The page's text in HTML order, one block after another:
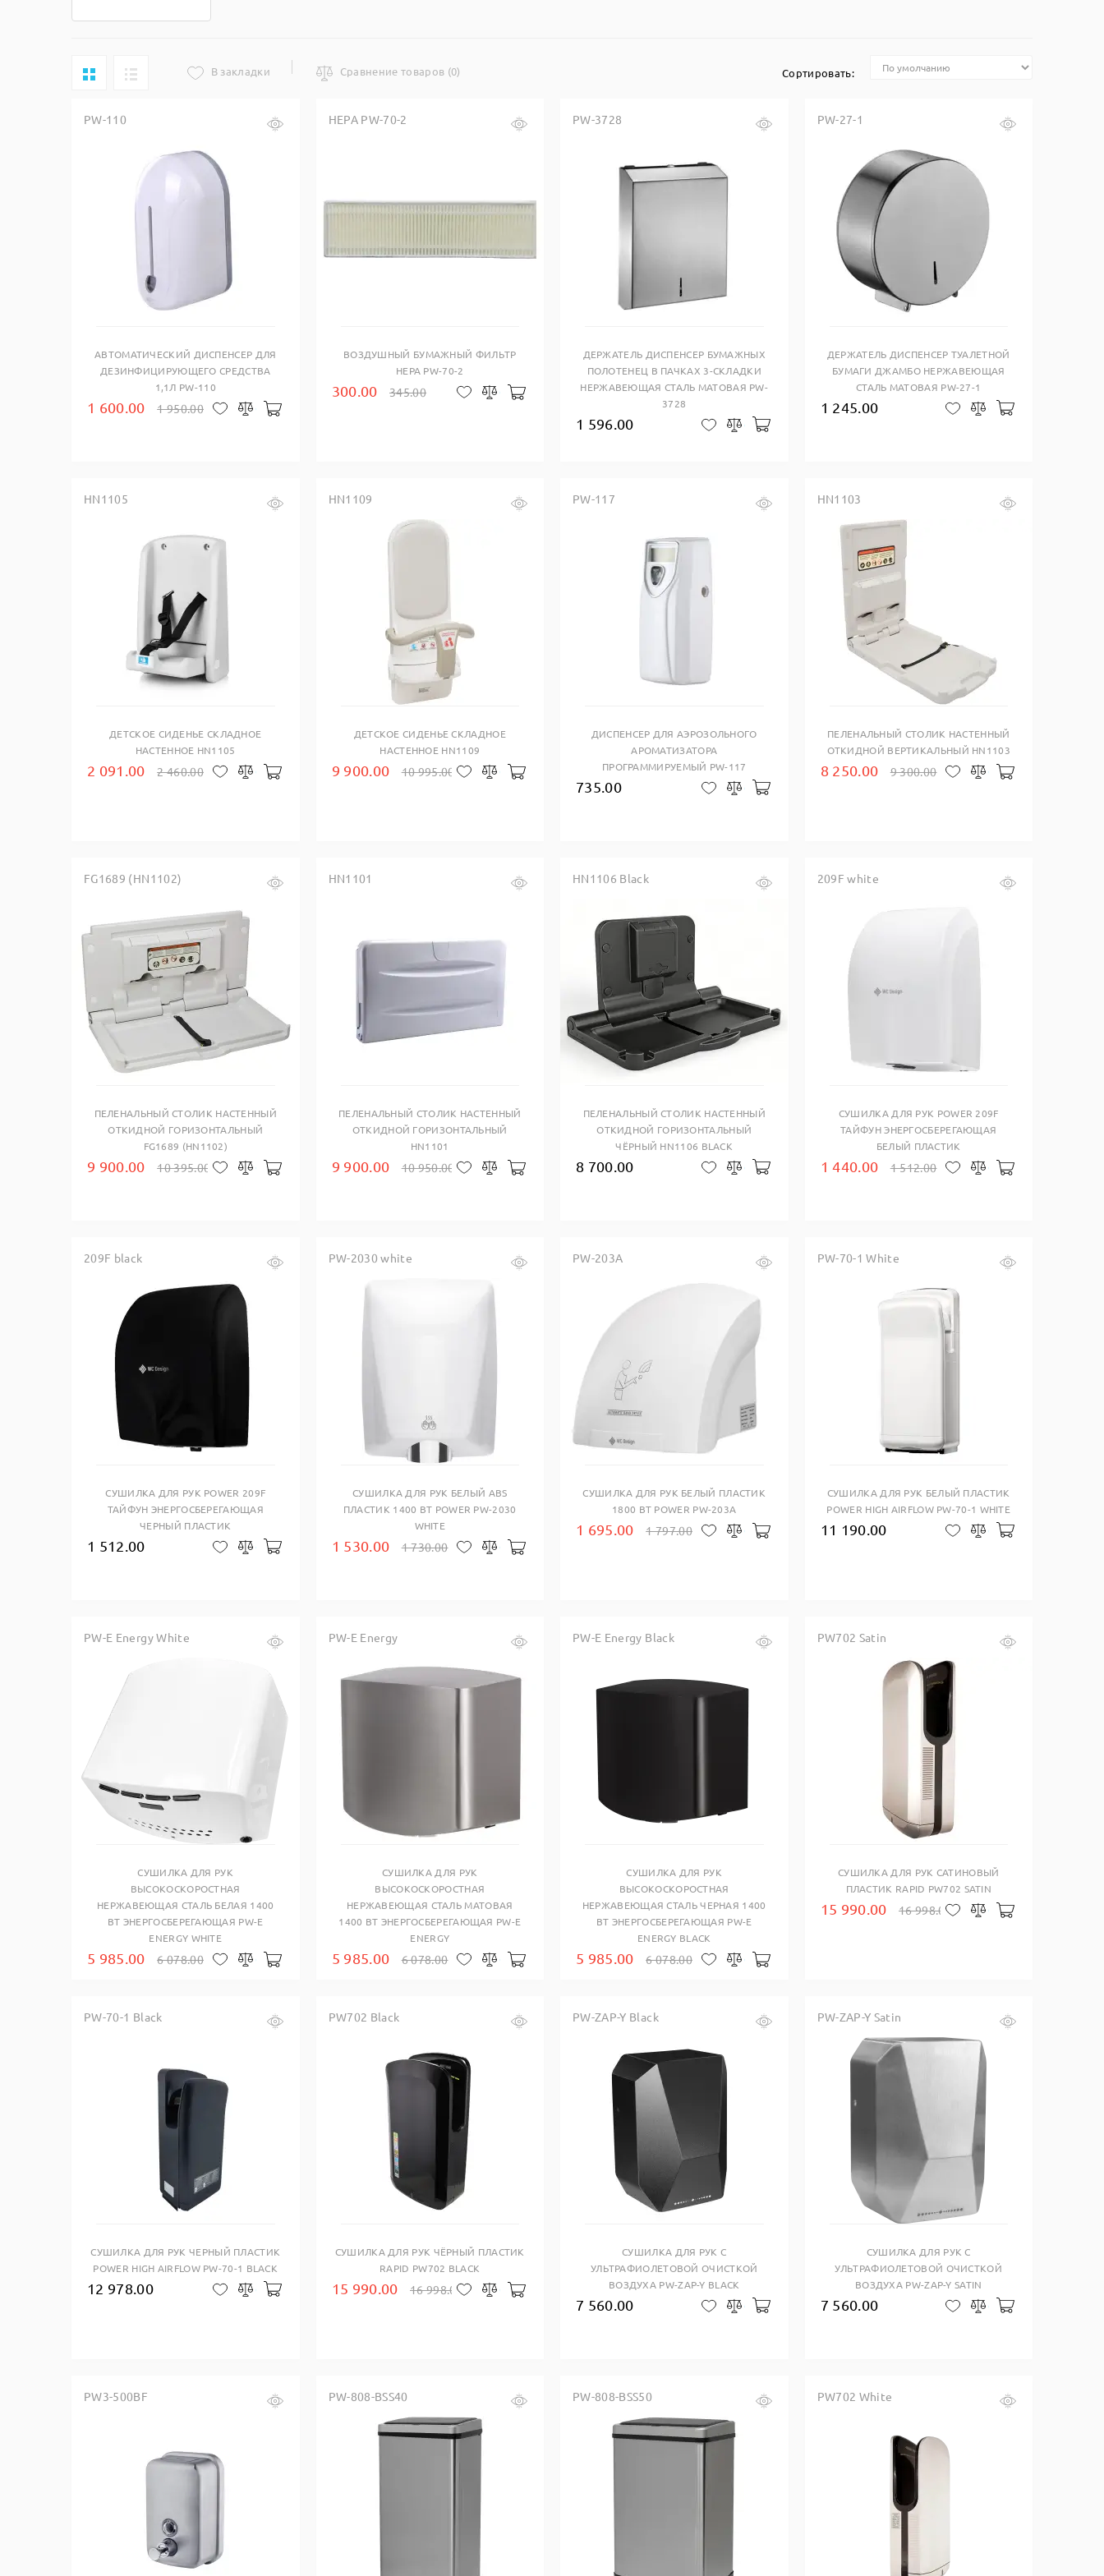
В закладки Сравнение товаров (0) Сортировать:
PW-110
Купить в один клик
АВТОМАТИЧЕСКИЙ ДИСПЕНСЕР ДЛЯ
ДЕЗИНФИЦИРУЮЩЕГО СРЕДСТВА
1,1Л PW-110
1 600.00 1 950.00 В закладки
Сравнить
HEPA PW-70-2
ВОЗДУШНЫЙ БУМАЖНЫЙ ФИЛЬТР
HEPA PW-70-2
300.00 345.00 В закладки
СравнитьВ корзину
PW-3728
Купить в один клик
ДЕРЖАТЕЛЬ ДИСПЕНСЕР БУМАЖНЫХ
ПОЛОТЕНЕЦ В ПАЧКАХ 3-СКЛАДКИ
НЕРЖАВЕЮЩАЯ СТАЛЬ МАТОВАЯ PW-
3728
1 596.00 В закладки
Сравнить
PW-27-1
Купить в один клик
ДЕРЖАТЕЛЬ ДИСПЕНСЕР ТУАЛЕТНОЙ
БУМАГИ ДЖАМБО НЕРЖАВЕЮЩАЯ
СТАЛЬ МАТОВАЯ PW-27-1
1 245.00 В закладки
Сравнить
HN1105
Купить в один клик
ДЕТСКОЕ СИДЕНЬЕ СКЛАДНОЕ
НАСТЕННОЕ HN1105
2 091.00 2 460.00 В закладки
СравнитьВ корзину
HN1109
Купить в один клик
ДЕТСКОЕ СИДЕНЬЕ СКЛАДНОЕ
НАСТЕННОЕ HN1109
9 900.00 10 995.00 В закладки
Сравнить
PW-117
Купить в один клик
ДИСПЕНСЕР ДЛЯ АЭРОЗОЛЬНОГО
АРОМАТИЗАТОРА
ПРОГРАММИРУЕМЫЙ PW-117
735.00 В закладки
Сравнить
HN1103
Купить в один клик
ПЕЛЕНАЛЬНЫЙ СТОЛИК НАСТЕННЫЙ
ОТКИДНОЙ ВЕРТИКАЛЬНЫЙ HN1103
8 250.00 9 300.00 В закладки
Сравнить
FG1689 (HN1102)
Купить в один клик
ПЕЛЕНАЛЬНЫЙ СТОЛИК НАСТЕННЫЙ
ОТКИДНОЙ ГОРИЗОНТАЛЬНЫЙ
FG1689 (HN1102)
9 900.00 10 395.00 В закладки
СравнитьВ корзину
HN1101
ПЕЛЕНАЛЬНЫЙ СТОЛИК НАСТЕННЫЙ
ОТКИДНОЙ ГОРИЗОНТАЛЬНЫЙ
HN1101
9 900.00 10 950.00 В закладки
СравнитьВ корзину
HN1106 Black
Купить в один клик
ПЕЛЕНАЛЬНЫЙ СТОЛИК НАСТЕННЫЙ
ОТКИДНОЙ ГОРИЗОНТАЛЬНЫЙ
ЧЁРНЫЙ HN1106 BLACK
8 700.00 В закладки
СравнитьВ корзину
209F white
СУШИЛКА ДЛЯ РУК POWER 209F
ТАЙФУН ЭНЕРГОСБЕРЕГАЮЩАЯ
БЕЛЫЙ ПЛАСТИК
1 440.00 1 512.00 В закладки
Сравнить
209F black
СУШИЛКА ДЛЯ РУК POWER 209F
ТАЙФУН ЭНЕРГОСБЕРЕГАЮЩАЯ
ЧЕРНЫЙ ПЛАСТИК
1 512.00 В закладки
СравнитьВ корзину
PW-2030 white
Купить в один клик
СУШИЛКА ДЛЯ РУК БЕЛЫЙ ABS
ПЛАСТИК 1400 ВТ POWER PW-2030
WHITE
1 530.00 1 730.00 В закладки
Сравнить
PW-203A
Купить в один клик
СУШИЛКА ДЛЯ РУК БЕЛЫЙ ПЛАСТИК
1800 ВТ POWER PW-203A
1 695.00 1 797.00 В закладки
СравнитьВ корзину
PW-70-1 White
СУШИЛКА ДЛЯ РУК БЕЛЫЙ ПЛАСТИК
POWER HIGH AIRFLOW PW-70-1 WHITE
11 190.00 В закладки
Сравнить
PW-E Energy White
Купить в один клик
СУШИЛКА ДЛЯ РУК
ВЫСОКОСКОРОСТНАЯ
НЕРЖАВЕЮЩАЯ СТАЛЬ БЕЛАЯ 1400
ВТ ЭНЕРГОСБЕРЕГАЮЩАЯ PW-E
ENERGY WHITE
5 985.00 6 078.00 В закладки
СравнитьВ корзину
PW-E Energy
СУШИЛКА ДЛЯ РУК
ВЫСОКОСКОРОСТНАЯ
НЕРЖАВЕЮЩАЯ СТАЛЬ МАТОВАЯ
1400 ВТ ЭНЕРГОСБЕРЕГАЮЩАЯ PW-E
ENERGY
5 985.00 6 078.00 В закладки
СравнитьВ корзину
PW-E Energy Black
Купить в один клик
СУШИЛКА ДЛЯ РУК
ВЫСОКОСКОРОСТНАЯ
НЕРЖАВЕЮЩАЯ СТАЛЬ ЧЕРНАЯ 1400
ВТ ЭНЕРГОСБЕРЕГАЮЩАЯ PW-E
ENERGY BLACK
5 985.00 6 078.00 В закладки
Сравнить
PW702 Satin
Купить в один клик
СУШИЛКА ДЛЯ РУК САТИНОВЫЙ
ПЛАСТИК RAPID PW702 SATIN
15 990.00 16 998.00 В закладки
Сравнить
PW-70-1 Black
Купить в один клик
СУШИЛКА ДЛЯ РУК ЧЕРНЫЙ ПЛАСТИК
POWER HIGH AIRFLOW PW-70-1 BLACK
12 978.00 В закладки
СравнитьВ корзину
PW702 Black
Купить в один клик
СУШИЛКА ДЛЯ РУК ЧЁРНЫЙ ПЛАСТИК
RAPID PW702 BLACK
15 990.00 16 998.00 В закладки
Сравнить
PW-ZAP-Y Black
Купить в один клик
CУШИЛКА ДЛЯ РУК С
УЛЬТРАФИОЛЕТОВОЙ ОЧИСТКОЙ
ВОЗДУХА PW-ZAP-Y BLACK
7 560.00 В закладки
СравнитьВ корзину
PW-ZAP-Y Satin
Купить в один клик
CУШИЛКА ДЛЯ РУК С
УЛЬТРАФИОЛЕТОВОЙ ОЧИСТКОЙ
ВОЗДУХА PW-ZAP-Y SATIN
7 560.00 В закладки
Сравнить
PW3-500BF
Купить в один клик
PW-808-BSS40 PW-808-BSS50
Купить в один клик
PW702 White
Купить в один клик